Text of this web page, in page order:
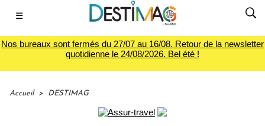
☰
Nos bureaux sont fermés du 27/07 au 16/08. Retour de la newsletter
quotidienne le 24/08/2026. Bel été !
Accueil > DESTIMAG